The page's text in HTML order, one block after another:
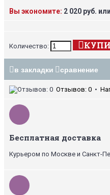
Вы экономите: 2 020 руб.
Количество:
в закладки сравнение
Отзывов: 0 •
Бесплатная доставка
Курьером по Москве и Санкт-